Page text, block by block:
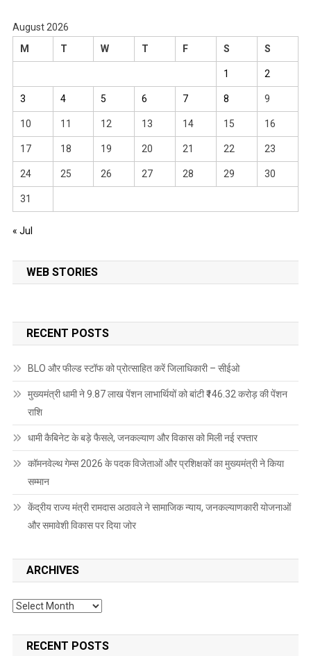
August 2026
M
T W T F S S
1 2
3 4 5 6 7 8 9
10 11 12 13 14 15 16
17 18 19 20 21 22 23
24 25 26 27 28 29 30
31
« Jul
WEB STORIES
RECENT POSTS
BLO और फील्ड स्टॉफ को प्रोत्साहित करें जिलाधिकारी – सीईओ
मुख्यमंत्री धामी ने 9.87 लाख पेंशन लाभार्थियों को बांटी ₹146.32 करोड़ की पेंशन
राशि
धामी कैबिनेट के बड़े फैसले, जनकल्याण और विकास को मिली नई रफ्तार
कॉमनवेल्थ गेम्स 2026 के पदक विजेताओं और प्रशिक्षकों का मुख्यमंत्री ने किया
सम्मान
केंद्रीय राज्य मंत्री रामदास अठावले ने सामाजिक न्याय, जनकल्याणकारी योजनाओं
और समावेशी विकास पर दिया जोर
ARCHIVES
Archives
RECENT POSTS